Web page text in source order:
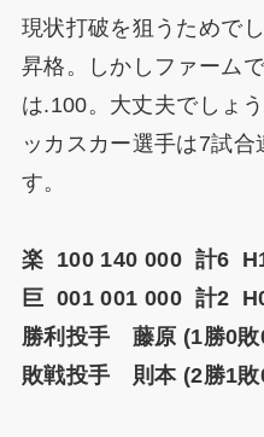
現状打破を狙うためで
昇格。しかしファーム
は.100。大丈夫でしょ
ッカスカー選手は7試
す。
楽 100 140 000 計6
巨 001 001 000 計2
勝利投手 藤原 (1勝0敗
敗戦投手 則本 (2勝1敗